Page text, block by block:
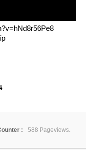
:
588 Pageviews.